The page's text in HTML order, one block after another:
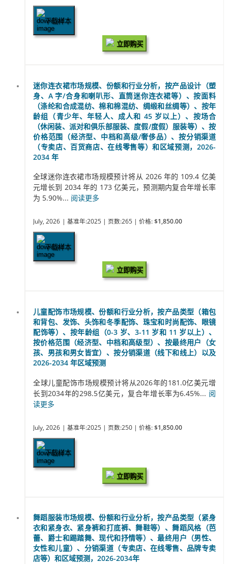
下载样本
立即购买
迷你连衣裙市场规模、份额和行业分析，按产品设计（塑
身、A 字/合身和喇叭形、直筒迷你连衣裙等）、按面料
（涤纶和合成混纺、棉和棉混纺、绸缎和丝绸等）、按年
龄组（青少年、年轻人、成人和 45 岁以上）、按场合
（休闲装、派对和俱乐部服装、度假/度假）服装等）、按
价格范围（经济型、中档和高级/奢侈品）、按分销渠道
（专卖店、百货商店、在线零售等）和区域预测，2026-
2034 年
全球迷你连衣裙市场规模预计将从 2026 年的 109.4 亿美
元增长到 2034 年的 173 亿美元，预测期内复合年增长率
为 5.90%... 阅读更多
July, 2026 | 基准年:2025 | 页数:265 | 价格: $1,850.00
下载样本
立即购买
儿童配饰市场规模、份额和行业分析，按产品类型（箱包
和背包、发饰、头饰和冬季配饰、珠宝和时尚配饰、眼镜
配饰等）、按年龄组（0-3 岁、3-11 岁和 11 岁以上）、
按价格范围（经济型、中档和高级型）、按最终用户（女
孩、男孩和男女皆宜）、按分销渠道（线下和线上）以及
2026-2034 年区域预测
全球儿童配饰市场规模预计将从2026年的181.0亿美元增
长到2034年的298.5亿美元，复合年增长率为6.45%... 阅
读更多
July, 2026 | 基准年:2025 | 页数:250 | 价格: $1,850.00
下载样本
立即购买
舞蹈服装市场规模、份额和行业分析，按产品类型（紧身
衣和紧身衣、紧身裤和打底裤、舞鞋等）、舞蹈风格（芭
蕾、爵士和踢踏舞、现代和抒情等）、最终用户（男性、
女性和儿童）、分销渠道（专卖店、在线零售、品牌专卖
店等）和区域预测，2026-2034年